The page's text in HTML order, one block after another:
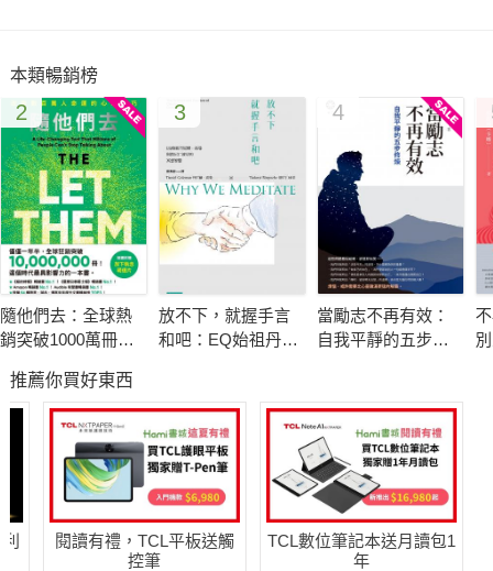
也會有明明不懂，卻裝得好像很懂的時候。
也會假裝與不熟的名人聊得很熱絡。
在競爭激烈的現代社會裡，許多人常常不知不覺地如此偽裝自
己。
但就某種意義上而言，「虛榮」其實就是「隱藏真實的自己」，
這也是「壓抑自我」的面向之一。
有時候，會不斷地累積壓力，直到自己討厭自己為止。所以，要
時時在不需要隱藏自我的環境下找回自己。
獨處時，不用在意自己的缺點被攤在陽光下，還能夠活得更像自
【作者簡介】
東京人，心理諮商師。學習院大學畢業後，任職於資生堂，之後
辭職投入人生論研究，確立其獨有的「成心學」理論，並成為作
本類暢銷榜
2
隨他們去：全球熱
銷突破1000萬冊現
萬人命運的心理技
巧【附放下執念明
3
放不下，就握手言
和吧：EQ始祖丹尼
4
當勵志不再有效：
自我平靜的五步修
推薦你買好東西
閱讀有禮，TCL平板送觸
控筆
TCL數位筆記本送月讀包1
年